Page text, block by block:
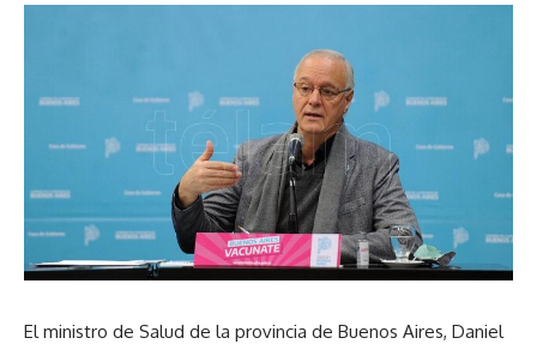
El ministro de Salud de la provincia de Buenos Aires, Daniel